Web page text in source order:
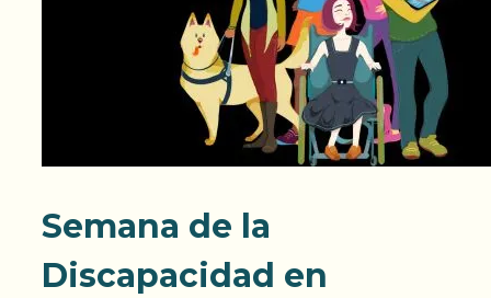
Semana de la
Discapacidad en